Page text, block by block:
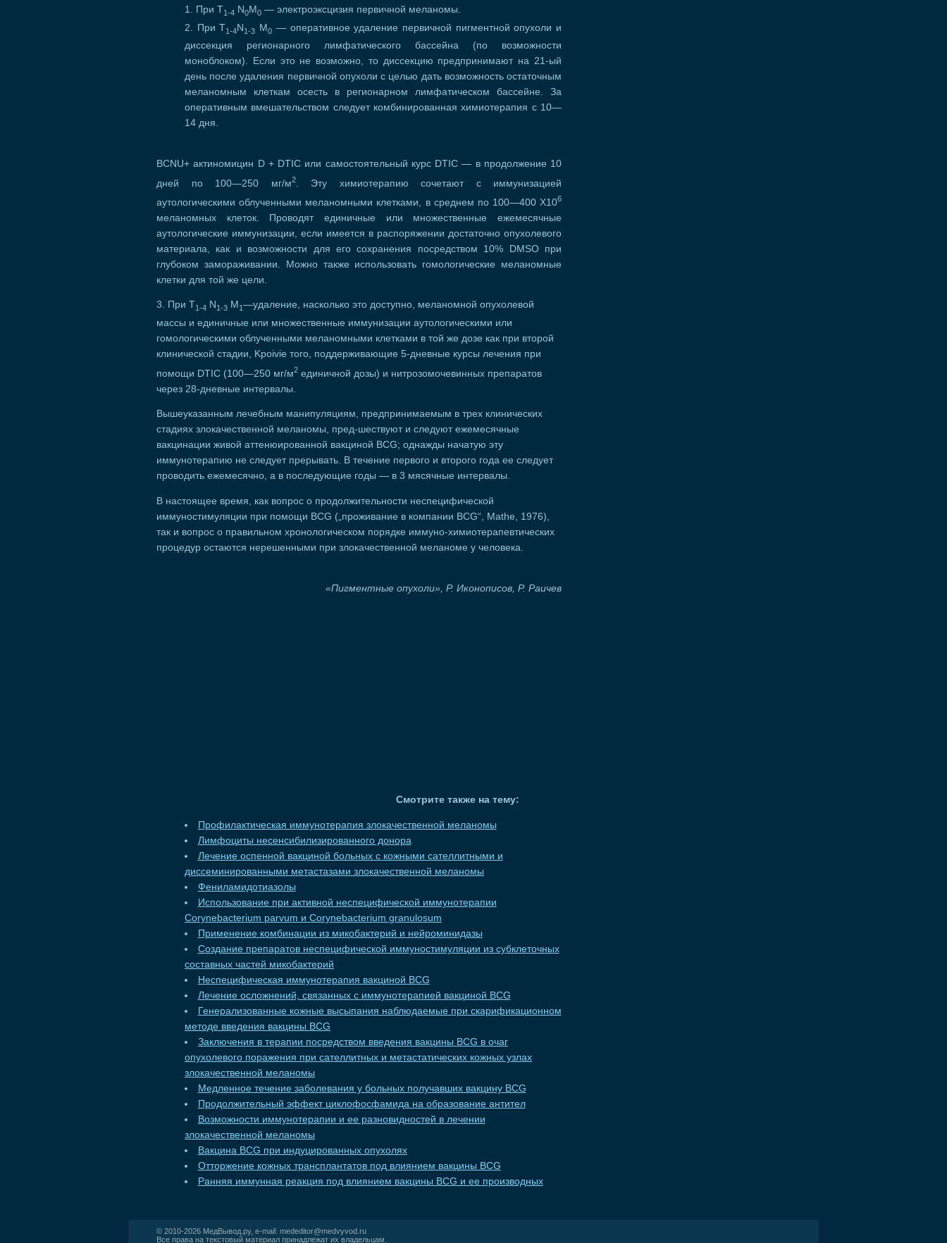
При Т1-4 N0M0 — электроэксцизия первичной меланомы.
При T1-4N1-3 М0 — оперативное удаление первичной пигментной опухоли и
диссекция регионарного лимфатического бассейна (по возможности
моноблоком). Если это не возможно, то диссекцию предпринимают на 21-ый
день после удаления первичной опухоли с целью дать возможность остаточным
меланомным клеткам осесть в регионарном лимфатическом бассейне. За
оперативным вмешательством следует комбинированная химиотерапия с 10—
14 дня.
BCNU+ актиномицин D + DTIC или самостоятельный курс DTIC — в продолжение 10
дней по 100—250 мг/м2. Эту химиотерапию сочетают с иммунизацией
аутологическими облученными меланомными клетками, в среднем по 100—400 Х106
меланомных клеток. Проводят единичные или множественные ежемесячные
аутологические иммунизации, если имеется в распоряжении достаточно опухолевого
материала, как и возможности для его сохранения посредством 10% DMSO при
глубоком замораживании. Можно также использовать гомологические меланомные
клетки для той же цели.
3. При Т1-4 N 1-3 М 1—удаление, насколько это доступно, меланомной опухолевой
массы и единичные или множественные иммунизации аутологическими или
гомологическими облученными меланомными клетками в той же дозе как при второй
клинической стадии, Kpoivie того, поддерживающие 5-дневные курсы лечения при
помощи DTIC (100—250 мг/м2 единичной дозы) и нитрозомочевинных препаратов
через 28-дневные интервалы.
Вышеуказанным лечебным манипуляциям, предпринимаемым в трех клинических
стадиях злокачественной меланомы, пред-шествуют и следуют ежемесячные
вакцинации живой аттенюированной вакциной BCG; однажды начатую эту
иммунотерапию не следует прерывать. В течение первого и второго года ее следует
проводить ежемесячно, а в последующие годы — в 3 мясячные интервалы.
В настоящее время, как вопрос о продолжительности неспецифической
иммуностимуляции при помощи BCG („проживание в компании BCG“, Mathe, 1976),
так и вопрос о правильном хронологическом порядке иммуно-химиотерапевтических
процедур остаются нерешенными при злокачественной меланоме у человека.
«Пигментные опухоли», Р. Иконописов, Р. Раичев
Смотрите также на тему:
Профилактическая иммунотерапия злокачественной меланомы
Лимфоциты несенсибилизированного донора
Лечение оспенной вакциной больных с кожными сателлитными и
диссеминированными метастазами злокачественной меланомы
Фениламидотиазолы
Использование при активной неспецифической иммунотерапии
Corynebacterium parvum и Corynebacterium granulosum
Применение комбинации из микобактерий и нейроминидазы
Создание препаратов неспецифической иммуностимуляции из субклеточных
составных частей микобактерий
Неспецифическая иммунотерапия вакциной BCG
Лечение осложнений, связанных с иммунотерапией вакциной BCG
Генерализованные кожные высыпания наблюдаемые при скарификационном
методе введения вакцины BCG
Заключения в терапии посредством введения вакцины BCG в очаг
опухолевого поражения при сателлитных и метастатических кожных узлах
злокачественной меланомы
Медленное течение заболевания у больных получавших вакцину BCG
Продолжительный эффект циклофосфамида на образование антител
Возможности иммунотерапии и ее разновидностей в лечении
злокачественной меланомы
Вакцина BCG при индуцированных опухолях
Отторжение кожных трансплантатов под влиянием вакцины BCG
Ранняя иммунная реакция под влиянием вакцины BCG и ее производных
© 2010-2026 МедВывод.ру, e-mail: mededitor@medvyvod.ru
Все права на текстовый материал принадлежат их владельцам.